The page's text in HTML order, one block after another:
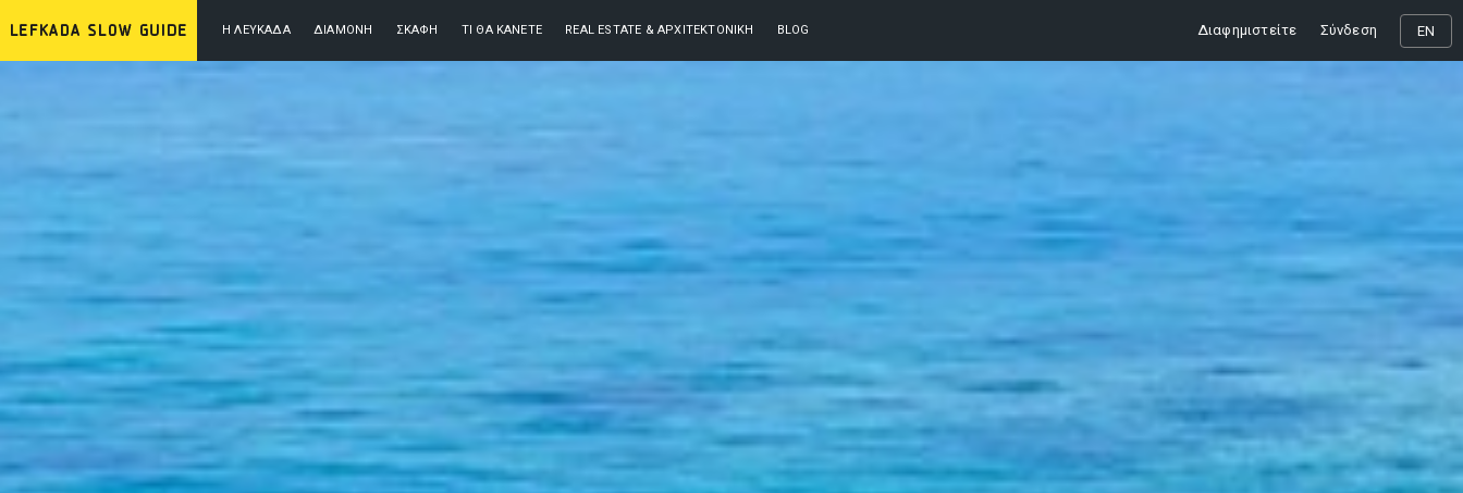
Η ΛΕΥΚΆΔΑ ΔΙΑΜΟΝΉ ΣΚΆΦΗ ΤΙ ΘΑ ΚΆΝΕΤΕ REAL ESTATE & ΑΡΧΙΤΕΚΤΟΝΙΚΉ BLOG Διαφημιστείτε Σύνδεση EN